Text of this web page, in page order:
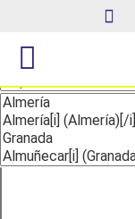
Nueva búsqueda